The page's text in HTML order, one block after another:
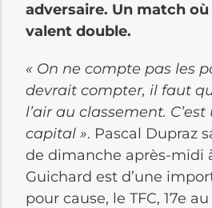
adversaire. Un match
valent double.
« On ne compte pas les
devrait compter, il faut
l’air au classement.
capital ». Pascal Dupraz
de dimanche après-midi
Guichard est d’une
pour cause, le TFC, 17e